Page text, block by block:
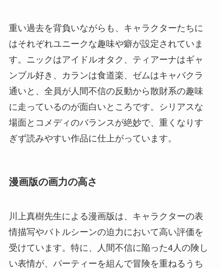
重い過去を背負いながらも、キャラクターたちに
はそれぞれユニークな趣味や癖が設定されていま
す。ニックはアイドルオタク、ティアーナはギャ
ンブル好き、カランは食道楽、ゼムはキャバクラ
通いと、全員が人間不信の反動から散財系の趣味
に走っているのが面白いところです。シリアスな
場面とコメディのバランスが絶妙で、重くなりす
ぎず読みやすい作品に仕上がっています。
漫画版の画力の高さ
川上真樹先生による漫画版は、キャラクターの表
情描写やバトルシーンの迫力において高い評価を
受けています。特に、人間不信に陥った4人の険し
い表情が、パーティーを組んで冒険を重ねるうち